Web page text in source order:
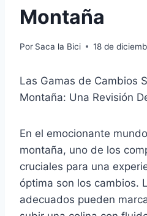
Montaña
Por Saca la Bici 18 de
Las Gamas de Cambios
Montaña: Una Revisión
En el emocionante
montaña, uno de los
cruciales para una
óptima son los cambios.
adecuados pueden